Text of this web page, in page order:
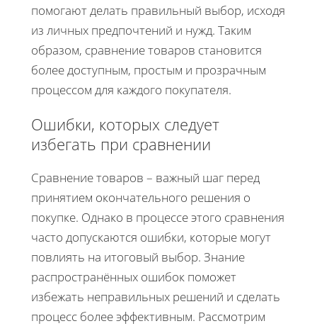
помогают делать правильный выбор, исходя
из личных предпочтений и нужд. Таким
образом, сравнение товаров становится
более доступным, простым и прозрачным
процессом для каждого покупателя.
Ошибки, которых следует
избегать при сравнении
Сравнение товаров – важный шаг перед
принятием окончательного решения о
покупке. Однако в процессе этого сравнения
часто допускаются ошибки, которые могут
повлиять на итоговый выбор. Знание
распространённых ошибок поможет
избежать неправильных решений и сделать
процесс более эффективным. Рассмотрим